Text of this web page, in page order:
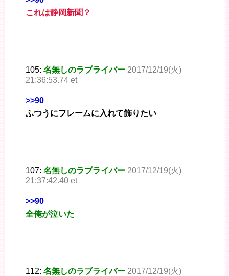
これは静岡新聞？
105: 名無しのラブライバー 2017/12/19(火)
21:36:53.74 et
>>90
ふつうにフレームに入れて飾りたい
107: 名無しのラブライバー 2017/12/19(火)
21:37:42.40 et
>>90
全俺が泣いた
112: 名無しのラブライバー 2017/12/19(火)